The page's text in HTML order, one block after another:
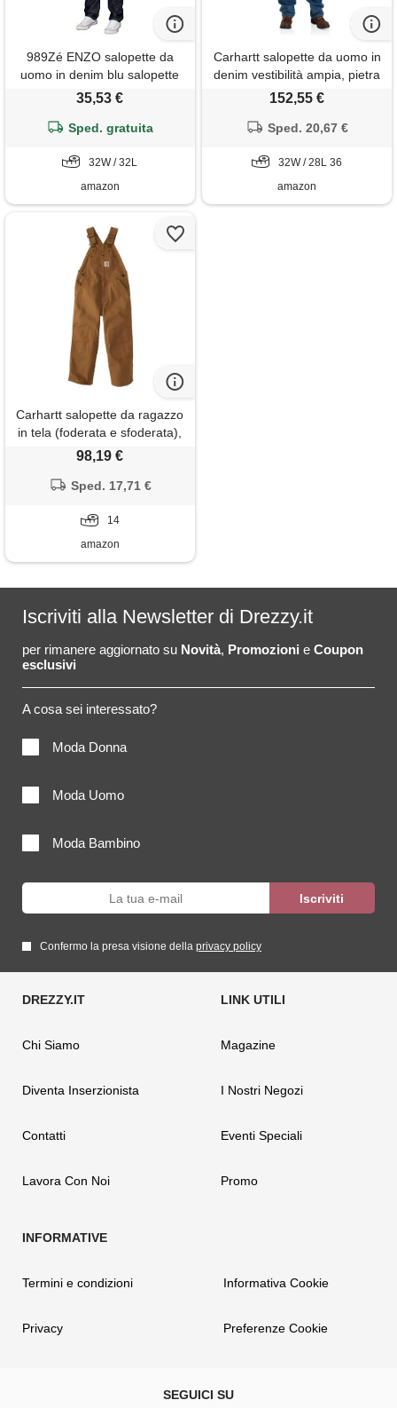
989Zé ENZO salopette da
uomo in denim blu salopette
da lavoro alla moda casual
scuro, 32w x 32l
35,53 €
Sped. gratuita
32W / 32L
amazon
Carhartt salopette da uomo in
denim vestibilità ampia, pietra
scura, 32w x 28l
152,55 €
Sped. 20,67 €
32W / 28L 36
amazon
Carhartt salopette da ragazzo
in tela (foderata e sfoderata),
tela marrone Carhartt, 14,
98,19 €
Sped. 17,71 €
14
amazon
Iscriviti alla Newsletter di Drezzy.it
per rimanere aggiornato su Novità, Promozioni e Coupon
esclusivi
A cosa sei interessato?
Moda Donna
Moda Uomo
Moda Bambino
Confermo la presa visione della privacy policy
Chi Siamo
Diventa Inserzionista
Contatti
Lavora Con Noi
Magazine
I Nostri Negozi
Eventi Speciali
Promo
Termini e condizioni
Privacy
Informativa Cookie
Preferenze Cookie